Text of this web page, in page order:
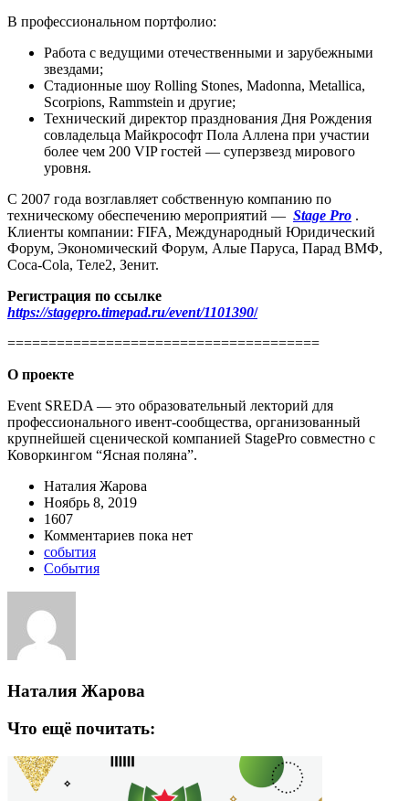
В профессиональном портфолио:
Работа с ведущими отечественными и зарубежными
звездами;
Стадионные шоу Rolling Stones, Madonna, Metallica,
Scorpions, Rammstein и другие;
Технический директор празднования Дня Рождения
совладельца Майкрософт Пола Аллена при участии
более чем 200 VIP гостей — суперзвезд мирового
уровня.
С 2007 года возглавляет собственную компанию по
техническому обеспечению мероприятий — Stage Pro .
Клиенты компании: FIFA, Международный Юридический
Форум, Экономический Форум, Алые Паруса, Парад ВМФ,
Coca-Cola, Теле2, Зенит.
Регистрация по ссылке
https://stagepro.timepad.ru/event/1101390/
======================================
О проекте
Event SREDA — это образовательный лекторий для
профессионального ивент-сообщества, организованный
крупнейшей сценической компанией StagePro совместно с
Коворкингом “Ясная поляна”.
Наталия Жарова
Ноябрь 8, 2019
1607
Комментариев пока нет
события
События
Наталия Жарова
Что ещё почитать: